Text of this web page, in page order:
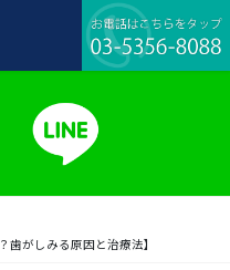
がしみる原因と治療法】